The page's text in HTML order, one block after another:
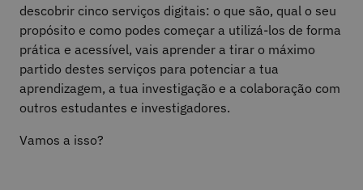
descobrir cinco serviços digitais: o que são, qual o seu
propósito e como podes começar a utilizá-los de forma
prática e acessível, vais aprender a tirar o máximo
partido destes serviços para potenciar a tua
aprendizagem, a tua investigação e a colaboração com
outros estudantes e investigadores.
Vamos a isso?